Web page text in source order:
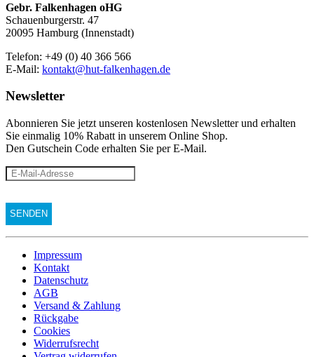
Gebr. Falkenhagen oHG
Schauenburgerstr. 47
20095 Hamburg (Innenstadt)
Telefon: +49 (0) 40 366 566
E-Mail: kontakt@hut-falkenhagen.de
Newsletter
Abonnieren Sie jetzt unseren kostenlosen Newsletter und erhalten
Sie einmalig 10% Rabatt in unserem Online Shop.
Den Gutschein Code erhalten Sie per E-Mail.
Impressum
Kontakt
Datenschutz
AGB
Versand & Zahlung
Rückgabe
Cookies
Widerrufsrecht